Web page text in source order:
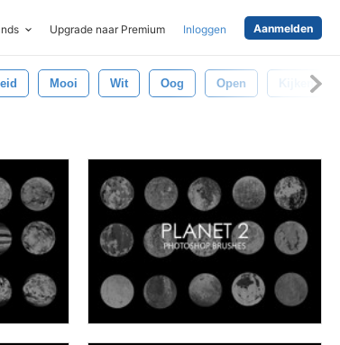
Upgrade naar Premium Inloggen Aanmelden
Mooi Wit Oog Open Kijken